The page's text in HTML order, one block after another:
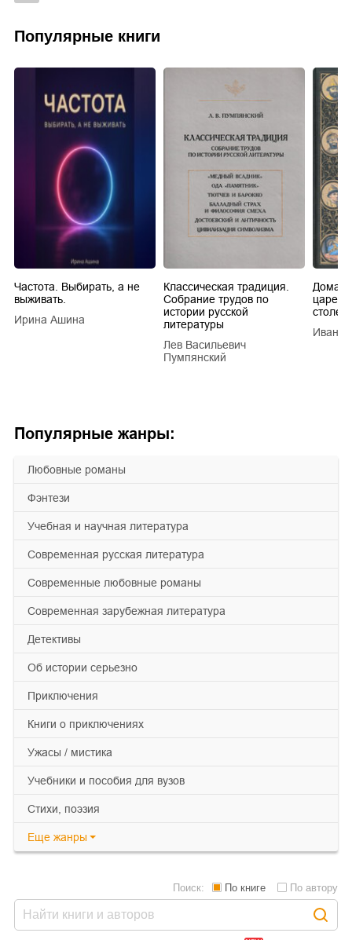
Популярные жанры:
любовные романы
фэнтези
учебная и научная литература
современная русская литература
современные любовные романы
современная зарубежная литература
детективы
об истории серьезно
приключения
книги о приключениях
ужасы / мистика
учебники и пособия для вузов
cтихи, поэзия
Еще жанры
Популярные книги
Частота. Выбирать, а не
выживать.
Ирина Ашина
Классическая традиция.
Собрание трудов по
истории русской
литературы
Лев Васильевич
Пумпянский
царей
Иван
Поиск: По книге По автору